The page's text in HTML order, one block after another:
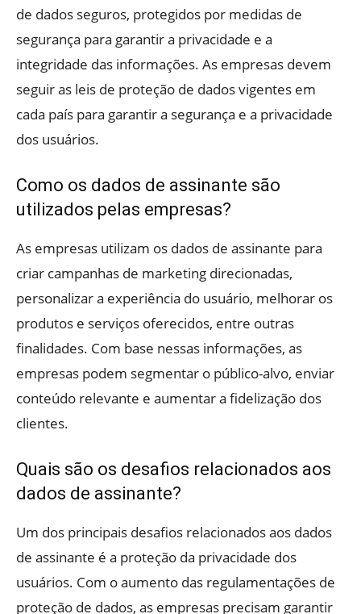
de dados seguros, protegidos por medidas de
segurança para garantir a privacidade e a
integridade das informações. As empresas devem
seguir as leis de proteção de dados vigentes em
cada país para garantir a segurança e a privacidade
dos usuários.
Como os dados de assinante são
utilizados pelas empresas?
As empresas utilizam os dados de assinante para
criar campanhas de marketing direcionadas,
personalizar a experiência do usuário, melhorar os
produtos e serviços oferecidos, entre outras
finalidades. Com base nessas informações, as
empresas podem segmentar o público-alvo, enviar
conteúdo relevante e aumentar a fidelização dos
clientes.
Quais são os desafios relacionados aos
dados de assinante?
Um dos principais desafios relacionados aos dados
de assinante é a proteção da privacidade dos
usuários. Com o aumento das regulamentações de
proteção de dados, as empresas precisam garantir